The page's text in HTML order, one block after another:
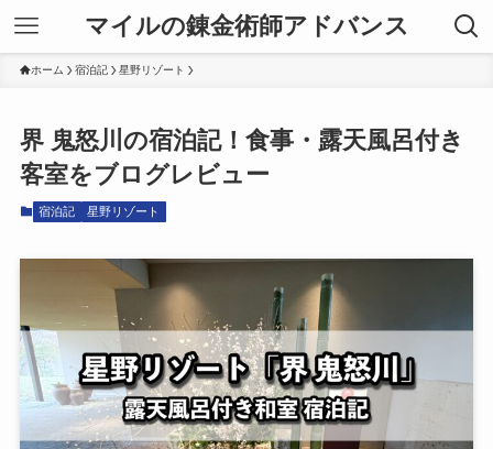
マイルの錬金術師アドバンス
ホーム 宿泊記 星野リゾート
界 鬼怒川の宿泊記！食事・露天風呂付き
客室をブログレビュー
宿泊記 星野リゾート